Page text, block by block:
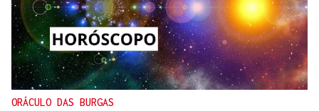
DIA DE GALICIA
Naturales de Galicia celebra el dia de la Patria
gallega venerando al Apóstol Santiago
ORÁCULO DAS BURGAS